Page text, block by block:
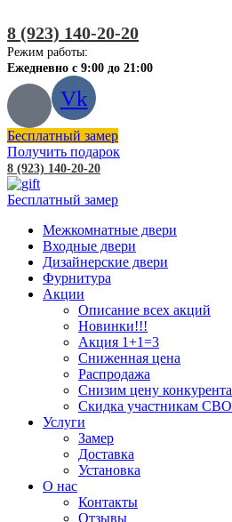
8 (923) 140-20-20
Режим работы:
Ежедневно с 9:00 до 21:00
Vk
Бесплатный замер
Получить подарок
8 (923) 140-20-20
Бесплатный замер
Межкомнатные двери
Входные двери
Дизайнерские двери
Фурнитура
Акции
Описание всех акций
Новинки!!!
Акция 1+1=3
Сниженная цена
Распродажа
Снизим цену конкурента
Скидка участникам СВО
Услуги
Замер
Доставка
Установка
О нас
Контакты
Отзывы